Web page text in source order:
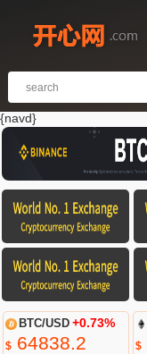
{navd}
BTC/USD +0.73%
$64838.2 $